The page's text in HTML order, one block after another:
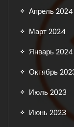
Апрель 2024
Март 2024
Январь 2024
Октябрь
Июль 2023
Июнь 2023